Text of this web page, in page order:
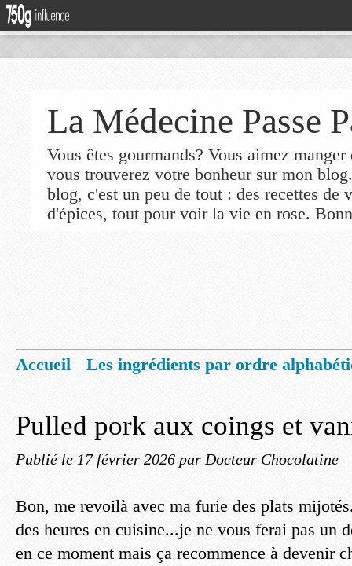
La Médecine Passe
Vous êtes gourmands? Vous aimez
vous trouverez votre bonheur sur mon
blog, c'est un peu de tout : des recettes de
d'épices, tout pour voir la vie en rose.
Accueil
Les ingrédients par ordre
Pulled pork aux coings et
Publié le 17 février 2026 par Docteur Chocolatine
Bon, me revoilà avec ma furie des plats
des heures en cuisine...je ne vous ferai pas un
en ce moment mais ça recommence à devenir